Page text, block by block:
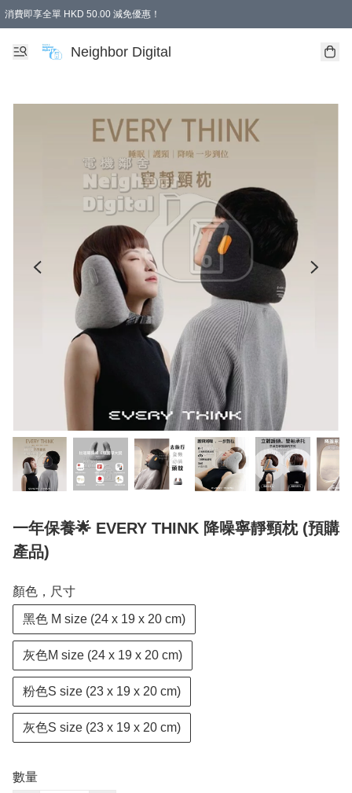
消費即享全單 HKD 50.00 減免優惠！
Neighbor Digital
一年保養🌟 EVERY THINK 降噪寧靜頸枕 (預購
產品)
顏色，尺寸
黑色 M size (24 x 19 x 20 cm)
灰色M size (24 x 19 x 20 cm)
粉色S size (23 x 19 x 20 cm)
灰色S size (23 x 19 x 20 cm)
數量